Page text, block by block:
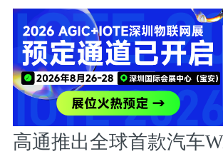
高通推出全球首款汽车